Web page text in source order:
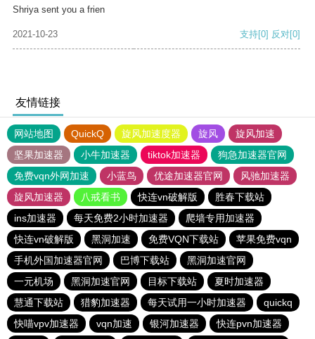
Shriya sent you a frien
2021-10-23 支持[0] 反对[0]
友情链接
网站地图 QuickQ 旋风加速度器 旋风
旋风加速
坚果加速器
小牛加速器 tiktok加速器
狗急加速器官网
免费vqn外网加速
小蓝鸟 优途加速器官网
风驰加速器
旋风加速器
八戒看书 快连vn破解版
胜春下载站
ins加速器
每天免费2小时加速器
爬墙专用加速器
快连vn破解版
黑洞加速 免费VQN下载站
苹果免费vqn
手机外国加速器官网
巴博下载站
黑洞加速官网
一元机场
黑洞加速官网 目标下载站
夏时加速器
慧通下载站
猎豹加速器 每天试用一小时加速器
quickq
快喵vpv加速器
vqn加速 银河加速器 快连pvn加速器